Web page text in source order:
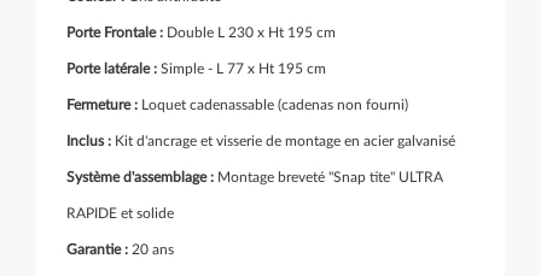
Porte Frontale : Double L 230 x Ht 195 cm
Porte latérale : Simple - L 77 x Ht 195 cm
Fermeture : Loquet cadenassable (cadenas non fourni)
Inclus : Kit d'ancrage et visserie de montage en acier galvanisé
Système d'assemblage : Montage breveté "Snap tite" ULTRA
RAPIDE et solide
Garantie : 20 ans